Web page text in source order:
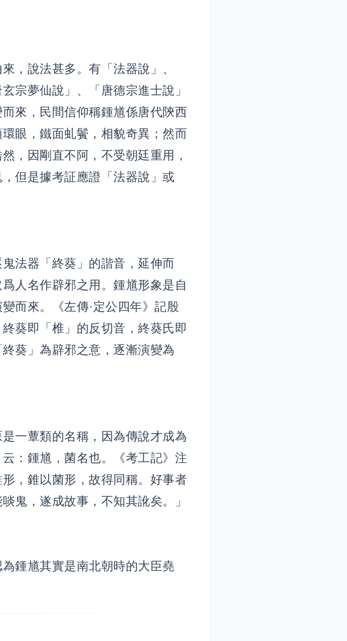
，說法甚多。有「法器說」、
宗夢仙說」、「唐德宗進士說」
來，民間信仰稱鍾馗係唐代陝西
眼，鐵面虬鬢，相貌奇異；然而
，因剛直不阿，不受朝廷重用，
但是據考証應證「法器說」或
法器「終葵」的諧音，延伸而
人名作辟邪之用。鍾馗形象是自
而來。《左傳·定公四年》記殷
葵即「椎」的反切音，終葵氏即
葵」為辟邪之意，逐漸演變為
一蕈類的名稱，因為傳說才成為
：鍾馗，菌名也。《考工記》注
，錐以菌形，故得同稱。好事者
鬼，遂成故事，不知其訛矣。」
鍾馗其實是南北朝時的大臣堯